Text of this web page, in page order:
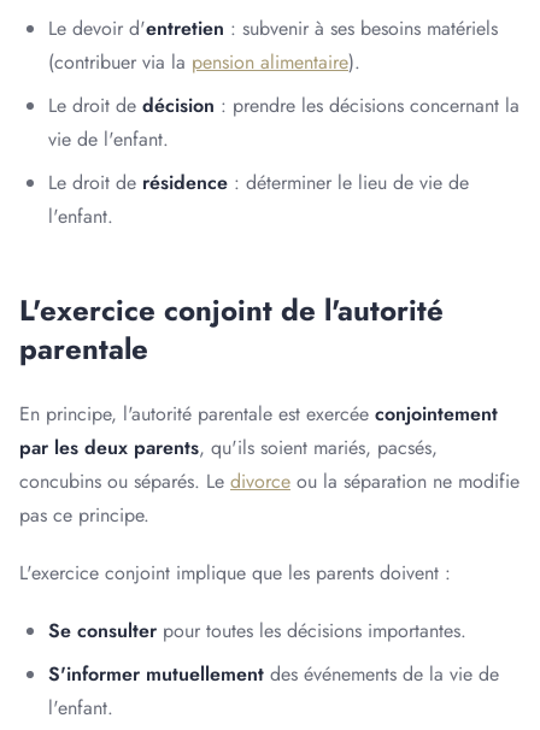
Le devoir d'entretien : subvenir à ses besoins matériels
(contribuer via la pension alimentaire).
Le droit de décision : prendre les décisions concernant la
vie de l'enfant.
Le droit de résidence : déterminer le lieu de vie de
l'enfant.
L'exercice conjoint de l'autorité
parentale
En principe, l'autorité parentale est exercée conjointement
par les deux parents, qu'ils soient mariés, pacsés,
concubins ou séparés. Le divorce ou la séparation ne modifie
pas ce principe.
L'exercice conjoint implique que les parents doivent :
Se consulter pour toutes les décisions importantes.
S'informer mutuellement des événements de la vie de
l'enfant.